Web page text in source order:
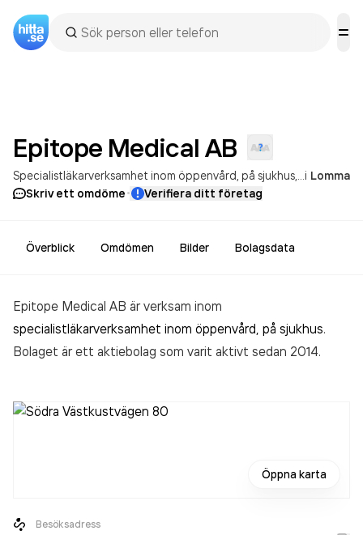
Epitope Medical AB
Specialistläkarverksamhet inom öppenvård, på sjukhus Bioteknisk
i Lomma
Skriv ett omdöme· Verifiera ditt företag
Överblick Omdömen Bilder Bolagsdata
Epitope Medical AB är verksam inom
specialistläkarverksamhet inom öppenvård, på sjukhus.
Bolaget är ett aktiebolag som varit aktivt sedan 2014.
Öppna karta
Besöksadress